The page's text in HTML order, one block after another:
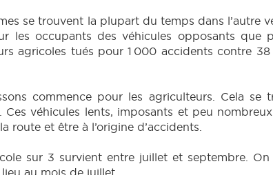
se trouvent la plupart du temps dans l’autre
les occupants des véhicules opposants que
agricoles tués pour 1 000 accidents contre
commence pour les agriculteurs. Cela se
véhicules lents, imposants et peu
route et être à l’origine d’accidents.
sur 3 survient entre juillet et septembre.
au mois de juillet.